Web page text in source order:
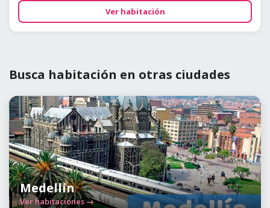
Ver habitación
Busca habitación en otras ciudades
Medellín
Ver habitaciones →